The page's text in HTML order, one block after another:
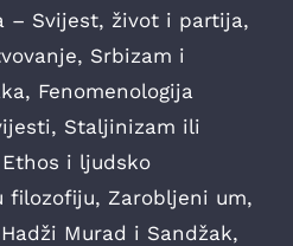
– Svijest, život i partija,
Srbizam i
Fenomenologija
Staljinizam ili
i ljudsko
filozofiju, Zarobljeni um,
Murad i Sandžak,